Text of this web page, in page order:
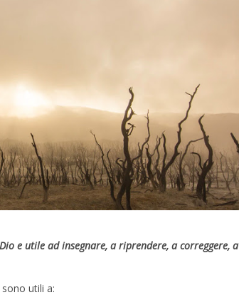
e utile ad insegnare, a riprendere, a correggere, a
utili a: